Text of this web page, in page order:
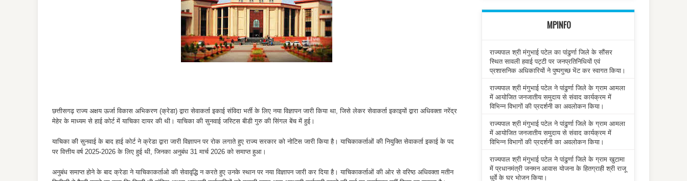
छत्तीसगढ़ राज्य अक्षय ऊर्जा विकास अभिकरण (क्रेडा) द्वारा सेवाकर्ता इकाई संविदा भर्ती के लिए नया विज्ञापन जारी किया था, जिसे लेकर सेवाकर्ता इकाइयों द्वारा अधिवक्ता नरेंद्र
मेहेर के माध्यम से हाई कोर्ट में याचिका दायर की थी। याचिका की सुनवाई जस्टिस बीडी गुरु की सिंगल बेंच में हुई।
याचिका की सुनवाई के बाद हाई कोर्ट ने क्रेडा द्वारा जारी विज्ञापन पर रोक लगाते हुए राज्य सरकार को नोटिस जारी किया है। याचिकाकर्ताओं की नियुक्ति सेवाकर्ता इकाई के पद
पर वित्तीय वर्ष 2025-2026 के लिए हुई थी, जिनका अनुबंध 31 मार्च 2026 को समाप्त हुआ।
अनुबंध समाप्त होने के बाद क्रेडा ने याचिकाकर्ताओ की सेवावृद्धि न करते हुए उनके स्थान पर नया विज्ञापन जारी कर दिया है। याचिकाकर्ताओं की ओर से वरिष्ठ अधिवक्ता मतीन
MPINFO
राज्यपाल श्री मंगुभाई पटेल का पांढुर्णा जिले के सौंसर
स्थित सावली हवाई पट्टी पर जनप्रतिनिधियों एवं
प्रशासनिक अधिकारियों ने पुष्पगुच्छ भेंट कर स्वागत किया।
राज्यपाल श्री मंगुभाई पटेल ने पांढुर्णा जिले के ग्राम आमला
में आयोजित जनजातीय समुदाय से संवाद कार्यक्रम में
विभिन्न विभागों की प्रदर्शनी का अवलोकन किया।
राज्यपाल श्री मंगुभाई पटेल ने पांढुर्णा जिले के ग्राम आमला
में आयोजित जनजातीय समुदाय से संवाद कार्यक्रम में
विभिन्न विभागों की प्रदर्शनी का अवलोकन किया।
राज्यपाल श्री मंगुभाई पटेल ने पांढुर्णा जिले के ग्राम खुटामा
में प्रधानमंत्री जनमन आवास योजना के हितग्राही श्री राजू
धुर्वे के घर भोजन किया।